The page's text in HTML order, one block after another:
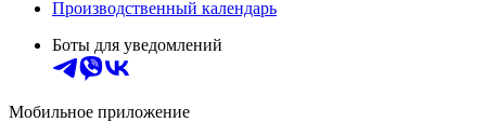
Производственный календарь
Боты для уведомлений
Мобильное приложение